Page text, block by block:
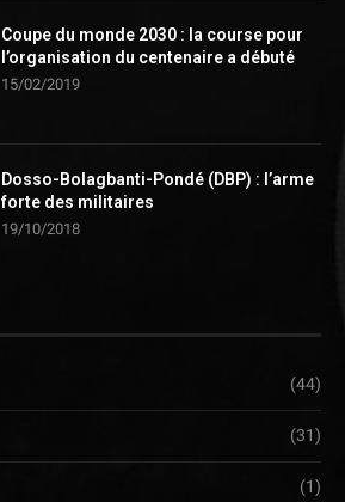
Coupe du monde 2030 : la course pour
l’organisation du centenaire a débuté
15/02/2019
Dosso-Bolagbanti-Pondé (DBP) : l’arme
forte des militaires
19/10/2018
(44)
(31)
(1)